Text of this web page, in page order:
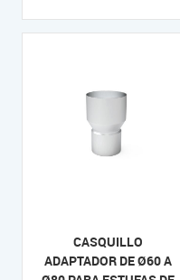
CASQUILLO
ADAPTADOR DE Ø60 A